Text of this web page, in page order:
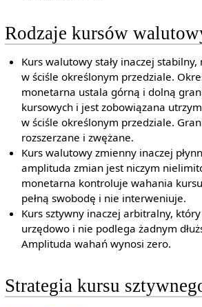
Rodzaje kursów
Kurs walutowy stały inaczej
w ściśle określonym przedziale.
monetarna ustala górną i dolną
kursowych i jest zobowiązana
w ściśle określonym przedziale.
rozszerzane i zwężane.
Kurs walutowy zmienny inaczej
amplituda zmian jest niczym
monetarna kontroluje wahania
pełną swobodę i nie interweniuje.
Kurs sztywny inaczej arbitralny,
urzędowo i nie podlega żadnym
Amplituda wahań wynosi zero.
Strategia kursu